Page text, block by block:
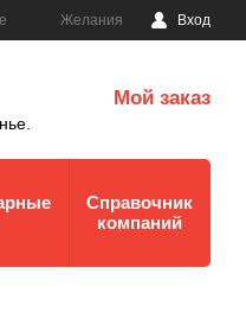
Желания Вход
Мой заказ
Справочник
компаний